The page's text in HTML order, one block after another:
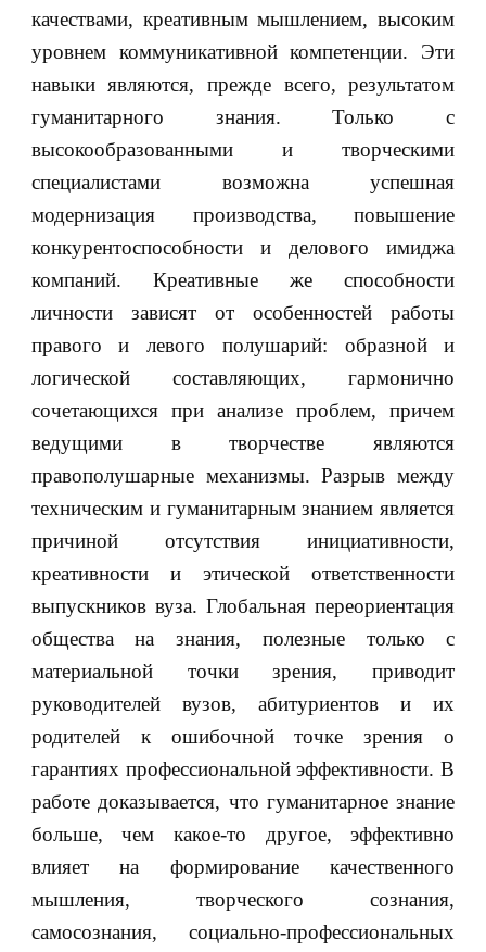
качествами, креативным мышлением, высоким
уровнем коммуникативной компетенции. Эти
навыки являются, прежде всего, результатом
гуманитарного знания. Только с
высокообразованными и творческими
специалистами возможна успешная
модернизация производства, повышение
конкурентоспособности и делового имиджа
компаний. Креативные же способности
личности зависят от особенностей работы
правого и левого полушарий: образной и
логической составляющих, гармонично
сочетающихся при анализе проблем, причем
ведущими в творчестве являются
правополушарные механизмы. Разрыв между
техническим и гуманитарным знанием является
причиной отсутствия инициативности,
креативности и этической ответственности
выпускников вуза. Глобальная переориентация
общества на знания, полезные только с
материальной точки зрения, приводит
руководителей вузов, абитуриентов и их
родителей к ошибочной точке зрения о
гарантиях профессиональной эффективности. В
работе доказывается, что гуманитарное знание
больше, чем какое-то другое, эффективно
влияет на формирование качественного
мышления, творческого сознания,
самосознания, социально-профессиональных